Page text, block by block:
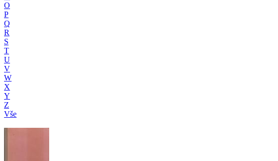
O
P
Q
R
S
T
U
V
W
X
Y
Z
Vše